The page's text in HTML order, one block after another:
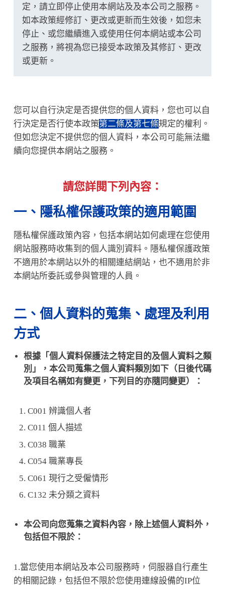
定，請立即停止使用本網站及及本公司之服務。
如本政策經修訂、更改或更新而生效後，如您未
停止、或您繼續進入或使用任何本網站或本公司
之服務，將視為您已接受本政策及其修訂、更改
或更新。
您可以自行決定是否提供您的個人資料，您也可以自
行決定是否行使本政策第二條及第七條規定的權利。
但如您決定不提供您的個人資料，本公司可能無法繼
續向您提供本網站之服務。
請您詳閱下列內容：
一、隱私權保護政策的適用範圍
隱私權保護政策內容，包括本網站如何處理在您使用
網站服務時收集到的個人識別資料。隱私權保護政策
不適用於本網站以外的相關連結網站，也不適用於非
本網站所委託或參與管理的人員。
二、個人資料的蒐集、處理及利用
方式
根據「個人資料保護法之特定目的及個人資料之類
別」，本公司蒐集之個人資料類別如下（日後代碼
及項目名稱如有變更，下列目的亦隨同變更）：
C001 辨識個人者
C011 個人描述
C038 職業
C054 職業專長
C061 現行之受僱情形
C132 未分類之資料
本公司向您蒐集之資料內容，除上述個人資料外，
包括但不限於：
1.當您使用本網站及本公司服務時，伺服器自行產生
的相關記錄，包括但不限於您使用連線設備的IP位